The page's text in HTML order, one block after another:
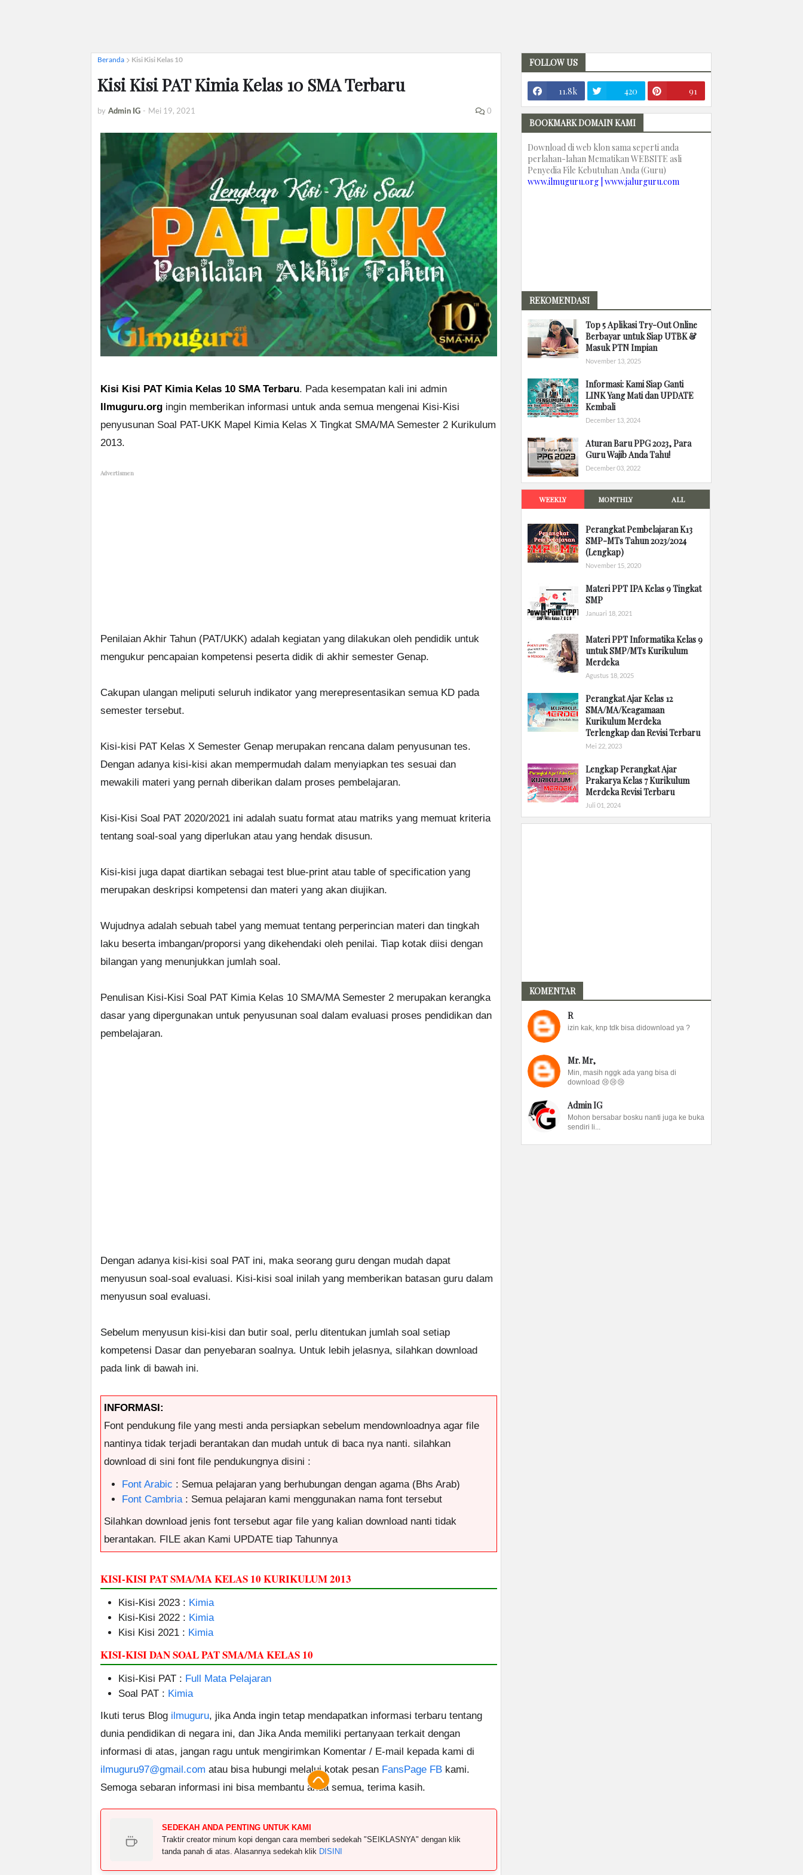
Beranda Kisi Kisi Kelas 10
Kisi Kisi PAT Kimia Kelas 10 SMA Terbaru
by Admin IG - Mei 19, 2021 0
Kisi Kisi PAT Kimia Kelas 10 SMA Terbaru. Pada kesempatan kali ini admin
Ilmuguru.org ingin memberikan informasi untuk anda semua mengenai Kisi-Kisi
penyusunan Soal PAT-UKK Mapel Kimia Kelas X Tingkat SMA/MA Semester 2 Kurikulum
2013.
Advertismen
Penilaian Akhir Tahun (PAT/UKK) adalah kegiatan yang dilakukan oleh pendidik untuk
mengukur pencapaian kompetensi peserta didik di akhir semester Genap.
Cakupan ulangan meliputi seluruh indikator yang merepresentasikan semua KD pada
semester tersebut.
Kisi-kisi PAT Kelas X Semester Genap merupakan rencana dalam penyusunan tes.
Dengan adanya kisi-kisi akan mempermudah dalam menyiapkan tes sesuai dan
mewakili materi yang pernah diberikan dalam proses pembelajaran.
Kisi-Kisi Soal PAT 2020/2021 ini adalah suatu format atau matriks yang memuat kriteria
tentang soal-soal yang diperlukan atau yang hendak disusun.
Kisi-kisi juga dapat diartikan sebagai test blue-print atau table of specification yang
merupakan deskripsi kompetensi dan materi yang akan diujikan.
Wujudnya adalah sebuah tabel yang memuat tentang perperincian materi dan tingkah
laku beserta imbangan/proporsi yang dikehendaki oleh penilai. Tiap kotak diisi dengan
bilangan yang menunjukkan jumlah soal.
Penulisan Kisi-Kisi Soal PAT Kimia Kelas 10 SMA/MA Semester 2 merupakan kerangka
dasar yang dipergunakan untuk penyusunan soal dalam evaluasi proses pendidikan dan
pembelajaran.
Dengan adanya kisi-kisi soal PAT ini, maka seorang guru dengan mudah dapat
menyusun soal-soal evaluasi. Kisi-kisi soal inilah yang memberikan batasan guru dalam
menyusun soal evaluasi.
Sebelum menyusun kisi-kisi dan butir soal, perlu ditentukan jumlah soal setiap
kompetensi Dasar dan penyebaran soalnya. Untuk lebih jelasnya, silahkan download
pada link di bawah ini.
INFORMASI:
Font pendukung file yang mesti anda persiapkan sebelum mendownloadnya agar file
nantinya tidak terjadi berantakan dan mudah untuk di baca nya nanti. silahkan
download di sini font file pendukungnya disini :
Font Arabic : Semua pelajaran yang berhubungan dengan agama (Bhs Arab)
Font Cambria: Semua pelajaran kami menggunakan nama font tersebut
Silahkan download jenis font tersebut agar file yang kalian download nanti tidak
berantakan. FILE akan Kami UPDATE tiap Tahunnya
KISI-KISI PAT SMA/MA KELAS 10 KURIKULUM 2013
Kisi-Kisi 2023 : Kimia
Kisi-Kisi 2022 : Kimia
Kisi Kisi 2021 : Kimia
KISI-KISI DAN SOAL PAT SMA/MA KELAS 10
Kisi-Kisi PAT : Full Mata Pelajaran
Soal PAT : Kimia
Ikuti terus Blog ilmuguru, jika Anda ingin tetap mendapatkan informasi terbaru tentang
dunia pendidikan di negara ini, dan Jika Anda memiliki pertanyaan terkait dengan
informasi di atas, jangan ragu untuk mengirimkan Komentar / E-mail kepada kami di
ilmuguru97@gmail.com atau bisa hubungi melalui kotak pesan FansPage FB kami.
Semoga sebaran informasi ini bisa membantu anda semua, terima kasih.
SEDEKAH ANDA PENTING UNTUK KAMI
Traktir creator minum kopi dengan cara memberi sedekah "SEIKLASNYA" dengan klik
tanda panah di atas. Alasannya sedekah klik DISINI
FOLLOW US
11.8k 420 91
BOOKMARK DOMAIN KAMI
Download di web klon sama seperti anda
perlahan-lahan Mematikan WEBSITE asli
Penyedia File Kebutuhan Anda (Guru)
www.ilmuguru.org | www.jalurguru.com
REKOMENDASI
Top 5 Aplikasi Try-Out Online
Berbayar untuk Siap UTBK &
Masuk PTN Impian
November 13, 2025
Informasi: Kami Siap Ganti
LINK Yang Mati dan UPDATE
Kembali
December 13, 2024
Aturan Baru PPG 2023, Para
Guru Wajib Anda Tahu!
December 03, 2022
WEEKLY MONTHLY ALL
Perangkat Pembelajaran K13
SMP-MTs Tahun 2023/2024
(Lengkap)
November 15, 2020
Materi PPT IPA Kelas 9 Tingkat
SMP
Januari 18, 2021
Materi PPT Informatika Kelas 9
untuk SMP/MTs Kurikulum
Merdeka
Agustus 18, 2025
Perangkat Ajar Kelas 12
SMA/MA/Keagamaan
Kurikulum Merdeka
Terlengkap dan Revisi Terbaru
Mei 22, 2023
Lengkap Perangkat Ajar
Prakarya Kelas 7 Kurikulum
Merdeka Revisi Terbaru
Juli 01, 2024
KOMENTAR
R
izin kak, knp tdk bisa didownload ya ?
Mr. Mr,
Min, masih nggk ada yang bisa di
download 😢😢😢
Admin IG
Mohon bersabar bosku nanti juga ke buka
sendiri li...